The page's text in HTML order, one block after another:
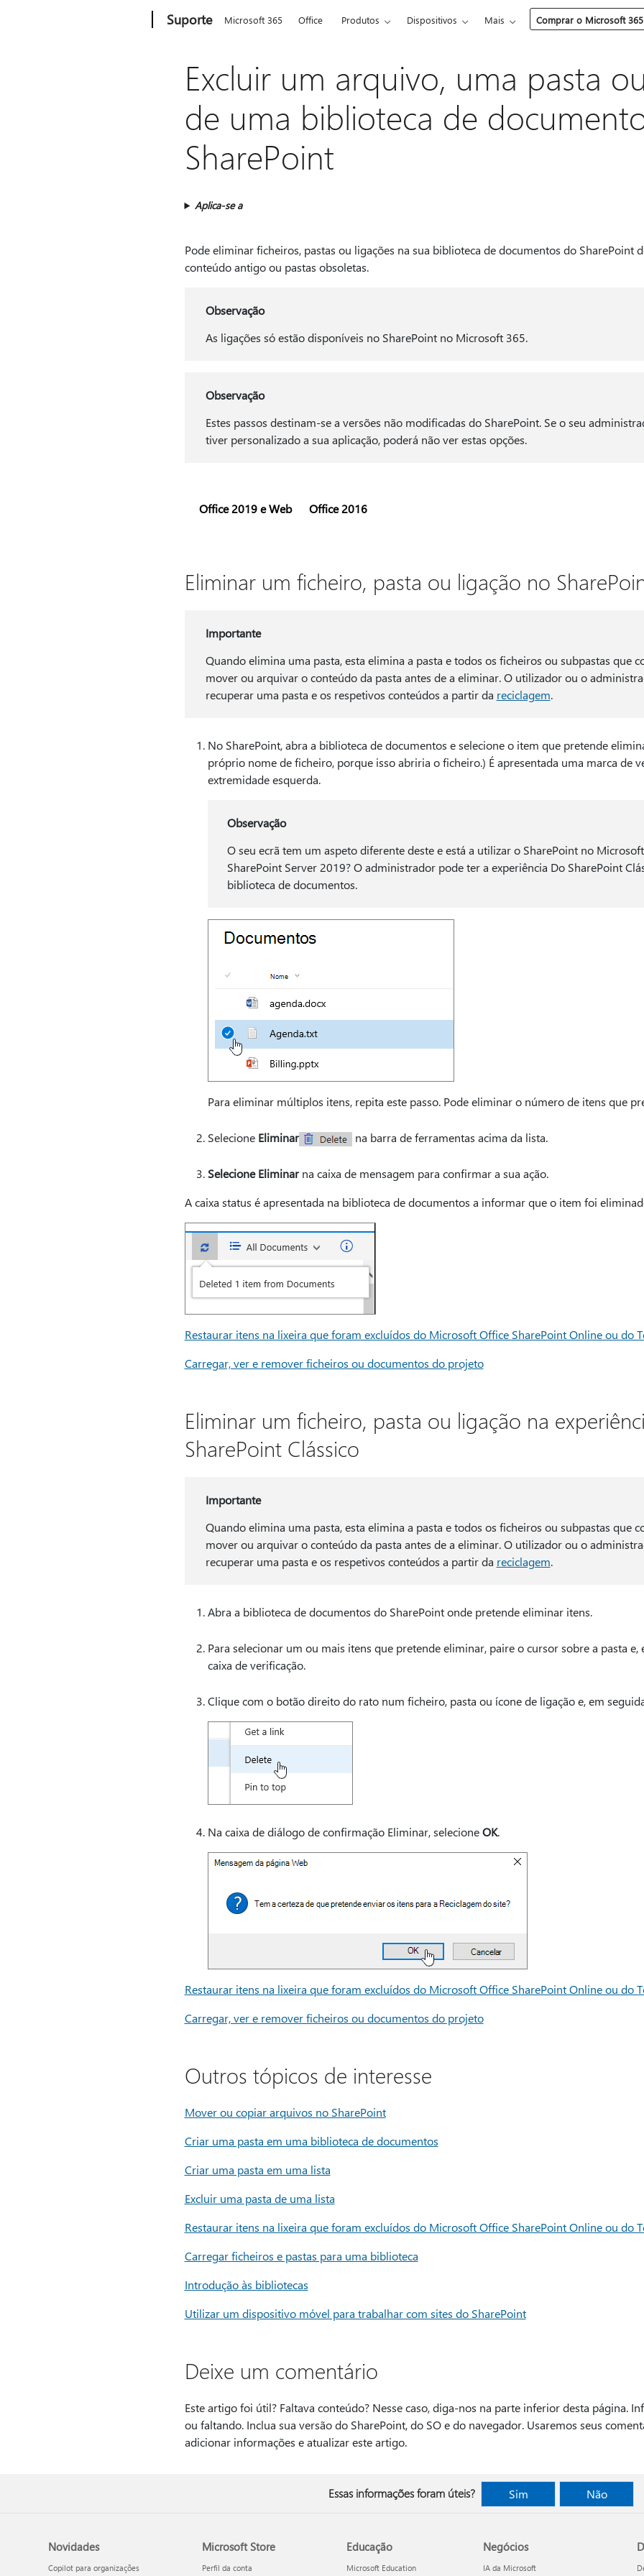
Suporte Microsoft 365 Office Produtos Dispositivos Mais Comprar o Microsoft 365
Excluir um arquivo, uma pasta
de uma biblioteca de
SharePoint
Aplica-se a
Pode eliminar ficheiros, pastas ou ligações na sua biblioteca de documentos do SharePoint
conteúdo antigo ou pastas obsoletas.
Observação
As ligações só estão disponíveis no SharePoint no Microsoft 365.
Observação
Estes passos destinam-se a versões não modificadas do SharePoint. Se o seu
tiver personalizado a sua aplicação, poderá não ver estas opções.
Office 2019 e Web Office 2016
Eliminar um ficheiro, pasta ou ligação no
Importante
Quando elimina uma pasta, esta elimina a pasta e todos os ficheiros ou subpastas que
mover ou arquivar o conteúdo da pasta antes de a eliminar. O utilizador ou o
recuperar uma pasta e os respetivos conteúdos a partir da reciclagem.
No SharePoint, abra a biblioteca de documentos e selecione o item que pretende
próprio nome de ficheiro, porque isso abriria o ficheiro.) É apresentada uma marca de
extremidade esquerda.
Observação
O seu ecrã tem um aspeto diferente deste e está a utilizar o SharePoint no
SharePoint Server 2019? O administrador pode ter a experiência Do SharePoint
biblioteca de documentos.
Para eliminar múltiplos itens, repita este passo. Pode eliminar o número de itens que
Selecione Eliminar na barra de ferramentas acima da lista.
Selecione Eliminarna caixa de mensagem para confirmar a sua ação.
A caixa status é apresentada na biblioteca de documentos a informar que o item foi
Restaurar itens na lixeira que foram excluídos do Microsoft Office SharePoint Online ou do
Carregar, ver e remover ficheiros ou documentos do projeto
Eliminar um ficheiro, pasta ou ligação na
SharePoint Clássico
Importante
Quando elimina uma pasta, esta elimina a pasta e todos os ficheiros ou subpastas que
mover ou arquivar o conteúdo da pasta antes de a eliminar. O utilizador ou o
recuperar uma pasta e os respetivos conteúdos a partir da reciclagem.
Abra a biblioteca de documentos do SharePoint onde pretende eliminar itens.
Para selecionar um ou mais itens que pretende eliminar, paire o cursor sobre a pasta e,
caixa de verificação.
Clique com o botão direito do rato num ficheiro, pasta ou ícone de ligação e, em
Na caixa de diálogo de confirmação Eliminar, selecioneOK.
Restaurar itens na lixeira que foram excluídos do Microsoft Office SharePoint Online ou do
Carregar, ver e remover ficheiros ou documentos do projeto
Outros tópicos de interesse
Mover ou copiar arquivos no SharePoint
Criar uma pasta em uma biblioteca de documentos
Criar uma pasta em uma lista
Excluir uma pasta de uma lista
Restaurar itens na lixeira que foram excluídos do Microsoft Office SharePoint Online ou do
Carregar ficheiros e pastas para uma biblioteca
Introdução às bibliotecas
Utilizar um dispositivo móvel para trabalhar com sites do SharePoint
Deixe um comentário
Este artigo foi útil? Faltava conteúdo? Nesse caso, diga-nos na parte inferior desta página.
ou faltando. Inclua sua versão do SharePoint, do SO e do navegador. Usaremos seus
adicionar informações e atualizar este artigo.
Essas informações foram úteis? Sim Não
Novidades
Copilot para organizações
Microsoft Store
Perfil da conta
Educação
Microsoft Education
Negócios
IA da Microsoft